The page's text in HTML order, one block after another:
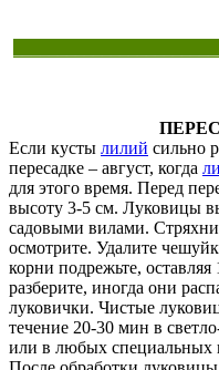
ПЕРЕСАДКА
Если кусты лилий сильно
пересадке – август, когда
для этого время. Перед
высоту 3-5 см. Луковицы
садовыми вилами.
осмотрите. Удалите
корни подрежьте,
разберите, иногда они
луковички. Чистые
течение 20-30 мин в
или в любых специальных